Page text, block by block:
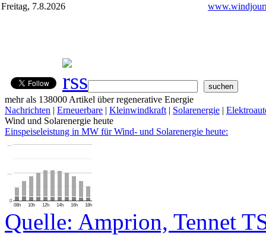
Freitag, 7.8.2026
mehr als 138000 Artikel über regenerative Energie
Nachrichten | Erneuerbare | Kleinwindkraft | Solarenergie |
Wind und Solarenergie heute
Einspeiseleistung in MW für Wind- und Solarenergie heute:
08h 10h 12h 14h 16h 18h
0
…
…
Quelle: Amprion, Tennet